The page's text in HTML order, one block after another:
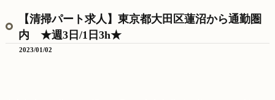
【清掃パート求人】東京都大田区蓮沼から通勤圏
内 ★週3日/1日3h★
2023/01/02